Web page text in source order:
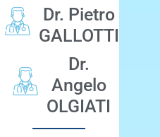
Dr. Pietro
GALLOTTI
Dr.
Angelo
OLGIATI